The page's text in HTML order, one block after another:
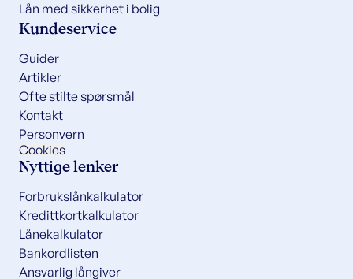
Lån med sikkerhet i bolig
Kundeservice
Guider
Artikler
Ofte stilte spørsmål
Kontakt
Personvern
Cookies
Nyttige lenker
Forbrukslånkalkulator
Kredittkortkalkulator
Lånekalkulator
Bankordlisten
Ansvarlig långiver